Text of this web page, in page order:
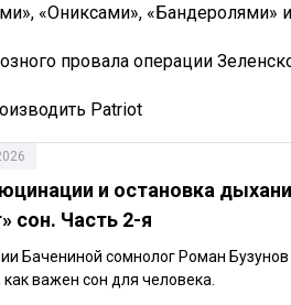
«Ониксами», «Бандеролями» и
провала операции
Patriot
и остановка
сон. Часть 2-я
Бачениной сомнолог Роман Бузунов
важен сон для человека.